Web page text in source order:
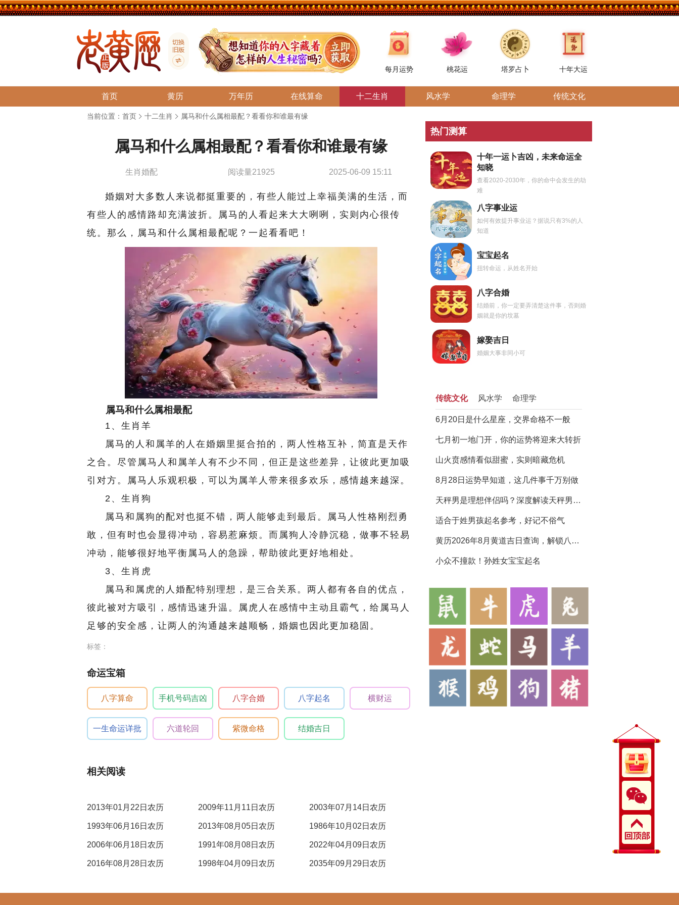
每月运势 桃花运 塔罗占卜 十年大运
首页 黄历 万年历 在线算命 十二生肖 风水学 命理学 传统文化
当前位置： 首页 十二生肖 属马和什么属相最配？看看你和谁最有缘
属马和什么属相最配？看看你和谁最有缘
生肖婚配 阅读量21925 2025-06-09 15:11
婚姻对大多数人来说都挺重要的，有些人能过上幸福美满的生活，而
有些人的感情路却充满波折。属马的人看起来大大咧咧，实则内心很传
统。那么，属马和什么属相最配呢？一起看看吧！
属马和什么属相最配
1、生肖羊
属马的人和属羊的人在婚姻里挺合拍的，两人性格互补，简直是天作
之合。尽管属马人和属羊人有不少不同，但正是这些差异，让彼此更加吸
引对方。属马人乐观积极，可以为属羊人带来很多欢乐，感情越来越深。
2、生肖狗
属马和属狗的配对也挺不错，两人能够走到最后。属马人性格刚烈勇
敢，但有时也会显得冲动，容易惹麻烦。而属狗人冷静沉稳，做事不轻易
冲动，能够很好地平衡属马人的急躁，帮助彼此更好地相处。
3、生肖虎
属马和属虎的人婚配特别理想，是三合关系。两人都有各自的优点，
彼此被对方吸引，感情迅速升温。属虎人在感情中主动且霸气，给属马人
足够的安全感，让两人的沟通越来越顺畅，婚姻也因此更加稳固。
标签：
命运宝箱
八字算命 手机号码吉凶 八字合婚 八字起名 横财运
一生命运详批 六道轮回 紫微命格 结婚吉日
相关阅读
2013年01月22日农历 2009年11月11日农历 2003年07月14日农历
1993年06月16日农历 2013年08月05日农历 1986年10月02日农历
2006年06月18日农历 1991年08月08日农历 2022年04月09日农历
2016年08月28日农历 1998年04月09日农历 2035年09月29日农历
热门测算
十年一运卜吉凶，未来命运全
知晓
查看2020-2030年，你的命中会发生的劫
难
八字事业运
如何有效提升事业运？据说只有3%的人
知道
宝宝起名
扭转命运，从姓名开始
八字合婚
结婚前，你一定要弄清楚这件事，否则婚
姻就是你的坟墓
嫁娶吉日
婚姻大事非同小可
传统文化 风水学 命理学
6月20日是什么星座，交界命格不一般
七月初一地门开，你的运势将迎来大转折
山火贲感情看似甜蜜，实则暗藏危机
8月28日运势早知道，这几件事千万别做
天秤男是理想伴侣吗？深度解读天秤男生性格特点
适合于姓男孩起名参考，好记不俗气
黄历2026年8月黄道吉日查询，解锁八月吉运
小众不撞款！孙姓女宝宝起名